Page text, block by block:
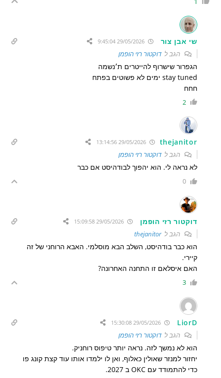
שי אבן צור 29/05/2026 9:45:04
הגב לדוקטור רזי הופמן
הגפרור שישרוף להייטרים ת׳נשמה
stay tuned ימים לא פשוטים בפתח
חחח
2
thejanitor
29/05/2026 13:14:56
הגב לדוקטור רזי הופמן
לא נראה לי. הוא יהפוך לבודהיסט אם כבר
0
דוקטור רזי הופמן
הגב לthejanitor
הוא כבר בודהיסט, השלב הבא מוסלמי. האבא הרוחני של זה
קיירי.
האם איסלאם זו התחנה האחרונה?
3
LiorD
הגב לדוקטור רזי הופמן
הוא לא נמשך לזה. נראה יותר טיפוס רוחניק.
יחזור למנזר שאולין כאלוף, ואן לו ילמדו אותו עוד קצת קונג פו
כדי להתמודד עם OKC ב 2027.